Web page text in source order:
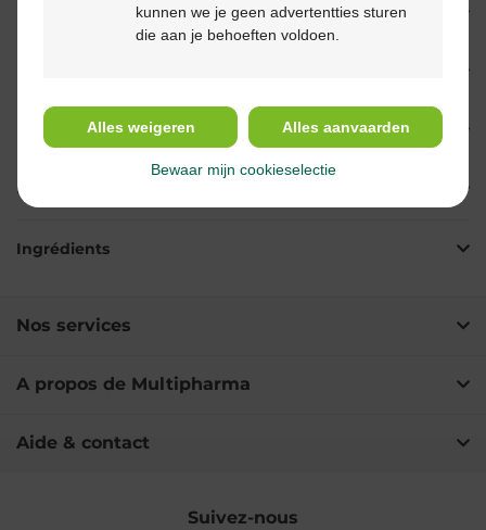
Indications
Usage
Ingrédients
Nos services
A propos de Multipharma
Aide & contact
Suivez-nous
kunnen we je geen advertentties sturen
die aan je behoeften voldoen.
Alles weigeren Alles aanvaarden
Bewaar mijn cookieselectie